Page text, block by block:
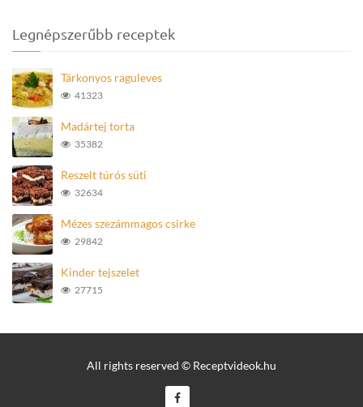
Legnépszerűbb receptek
Tárkonyos raguleves
41323
Madártej torta
35382
Reszelt túrós süti
32634
Mézes szezámmagos csirke
29842
Kinder tejszelet
27715
All rights reserved © Receptvideok.hu